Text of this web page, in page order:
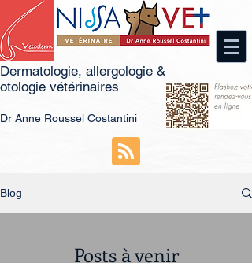
Dermatologie, allergologie &
otologie vétérinaires
Dr Anne Roussel Costantini
Blog
Posts à venir